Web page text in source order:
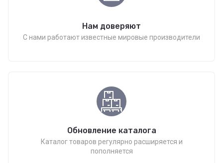
Нам доверяют
С нами работают известные мировые производители
Обновление каталога
Каталог товаров регулярно расширяется и
пополняется